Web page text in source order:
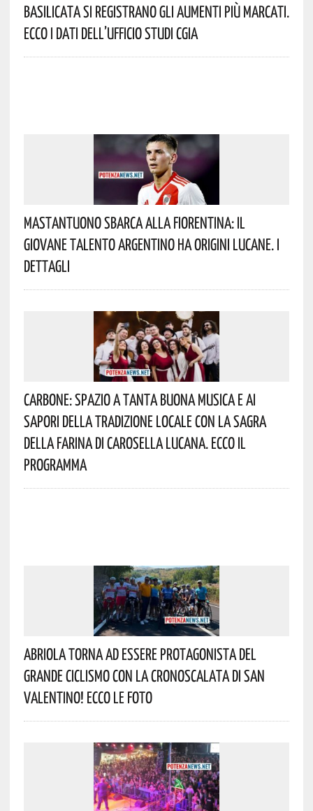
Basilicata Si Registrano Gli Aumenti Più Marcati.
Ecco I Dati Dell’Ufficio Studi CGIA
Mastantuono Sbarca Alla Fiorentina: Il
Giovane Talento Argentino Ha Origini Lucane. I
Dettagli
Carbone: Spazio A Tanta Buona Musica E Ai
Sapori Della Tradizione Locale Con La Sagra
Della Farina Di Carosella Lucana. Ecco Il
Programma
Abriola Torna Ad Essere Protagonista Del
Grande Ciclismo Con La Cronoscalata Di San
Valentino! Ecco Le Foto